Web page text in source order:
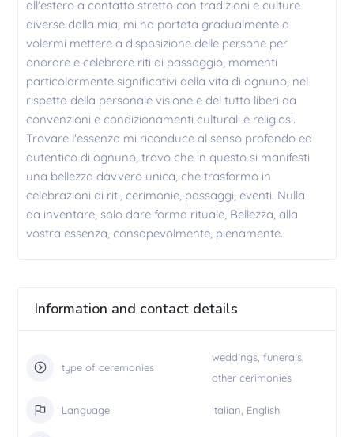
all'estero a contatto stretto con tradizioni e culture
diverse dalla mia, mi ha portata gradualmente a
volermi mettere a disposizione delle persone per
onorare e celebrare riti di passaggio, momenti
particolarmente significativi della vita di ognuno, nel
rispetto della personale visione e del tutto liberi da
convenzioni e condizionamenti culturali e religiosi.
Trovare l'essenza mi riconduce al senso profondo ed
autentico di ognuno, trovo che in questo si manifesti
una bellezza davvero unica, che trasformo in
celebrazioni di riti, cerimonie, passaggi, eventi. Nulla
da inventare, solo dare forma rituale, Bellezza, alla
vostra essenza, consapevolmente, pienamente.
Information and contact details
type of ceremonies
weddings, funerals,
other cerimonies
Language Italian, English